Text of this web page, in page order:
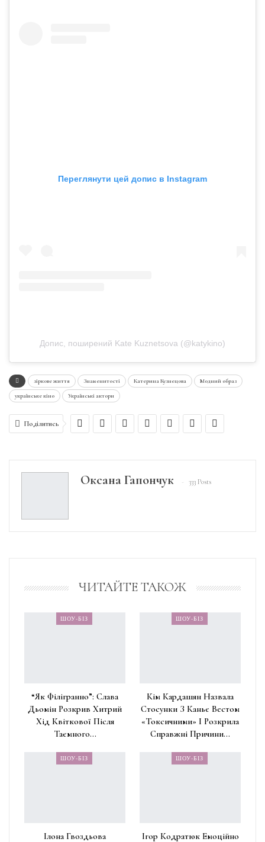
Переглянути цей допис в Instagram
Допис, поширений Kate Kuznetsova (@katykino)
зіркове життя Знаменитості Катерина Кузнецова Модний образ
українське кіно Українські актори
Поділитись
Оксана Гапончук 333 Posts
ЧИТАЙТЕ ТАКОЖ
ШОУ-БІЗ
“Як Філігранно”: Слава
Дьомін Розкрив Хитрий
Хід Квіткової Після
Таємного…
ШОУ-БІЗ
Кім Кардашян Назвала
Стосунки З Каньє Вестом
«токсичними» І Розкрила
Справжні Причини…
ШОУ-БІЗ
Ілона Гвоздьова
ШОУ-БІЗ
Ігор Кодратюк Емоційно